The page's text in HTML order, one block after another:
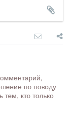
по поводу
тем, кто только